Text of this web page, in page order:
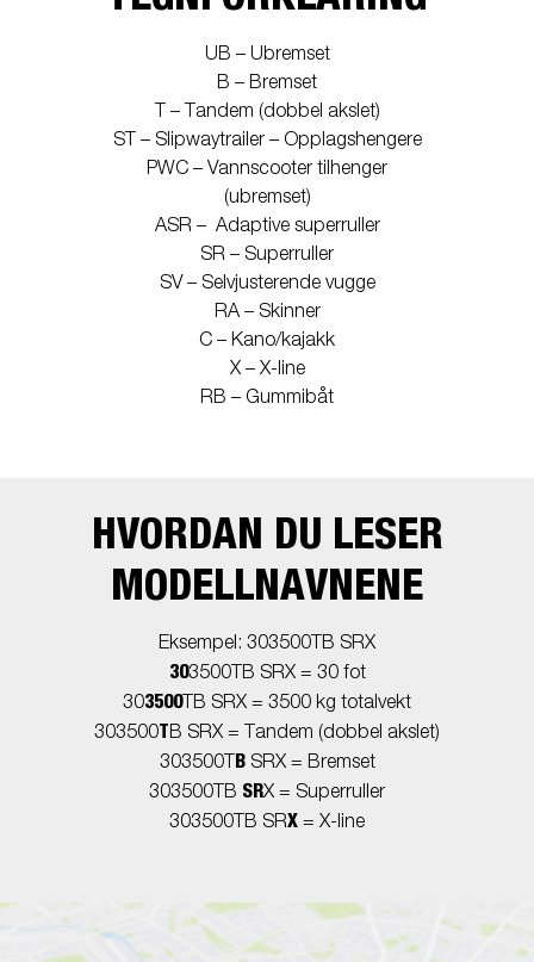
UB – Ubremset
B – Bremset
T – Tandem (dobbel akslet)
ST – Slipwaytrailer – Opplagshengere
PWC – Vannscooter tilhenger
(ubremset)
ASR – Adaptive superruller
SR – Superruller
SV – Selvjusterende vugge
RA – Skinner
C – Kano/kajakk
X – X-line
RB – Gummibåt
HVORDAN DU LESER
MODELLNAVNENE
Eksempel: 303500TB SRX
303500TB SRX = 30 fot
303500TB SRX = 3500 kg totalvekt
303500TB SRX = Tandem (dobbel akslet)
303500T
BSRX = Bremset
303500TB SRX = Superruller
303500TB SRX = X-line